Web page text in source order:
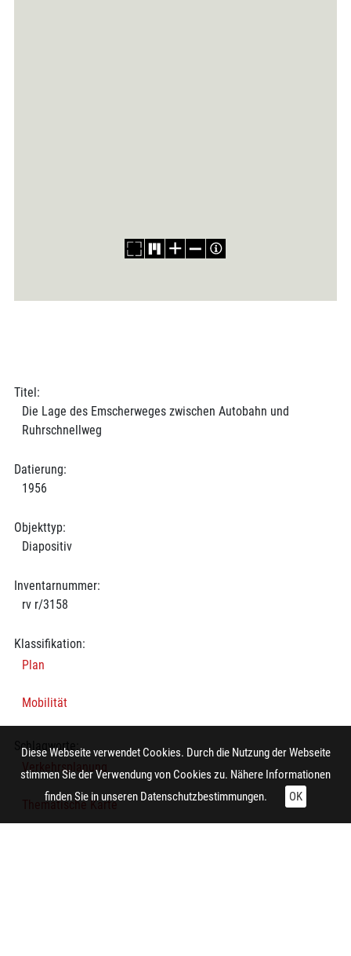
Titel:
Die Lage des Emscherweges zwischen Autobahn und
Ruhrschnellweg
Datierung:
1956
Objekttyp:
Diapositiv
Inventarnummer:
rv r/3158
Klassifikation:
Plan
Mobilität
Schlagworte:
Verkehrsplanung
Thematische Karte
Diese Webseite verwendet Cookies. Durch die Nutzung der Webseite
stimmen Sie der Verwendung von Cookies zu. Nähere Informationen
finden Sie in unseren Datenschutzbestimmungen. OK